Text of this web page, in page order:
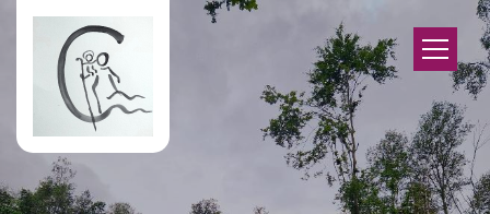
Zum Inhalt springen